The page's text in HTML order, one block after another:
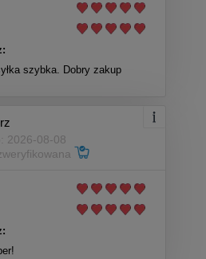
szybka. Dobry zakup
2026-08-08